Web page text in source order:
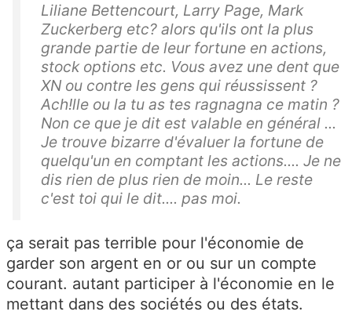
Liliane Bettencourt, Larry Page, Mark
Zuckerberg etc? alors qu'ils ont la plus
grande partie de leur fortune en actions,
stock options etc. Vous avez une dent que
XN ou contre les gens qui réussissent ?
Ach!lle ou la tu as tes ragnagna ce matin ?
Non ce que je dit est valable en général ...
Je trouve bizarre d'évaluer la fortune de
quelqu'un en comptant les actions.... Je ne
dis rien de plus rien de moin... Le reste
c'est toi qui le dit.... pas moi.
ça serait pas terrible pour l'économie de
garder son argent en or ou sur un compte
courant. autant participer à l'économie en le
mettant dans des sociétés ou des états.